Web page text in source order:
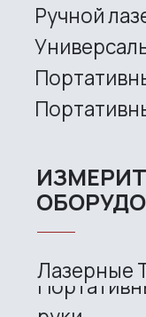
Copyright © 2026
rights